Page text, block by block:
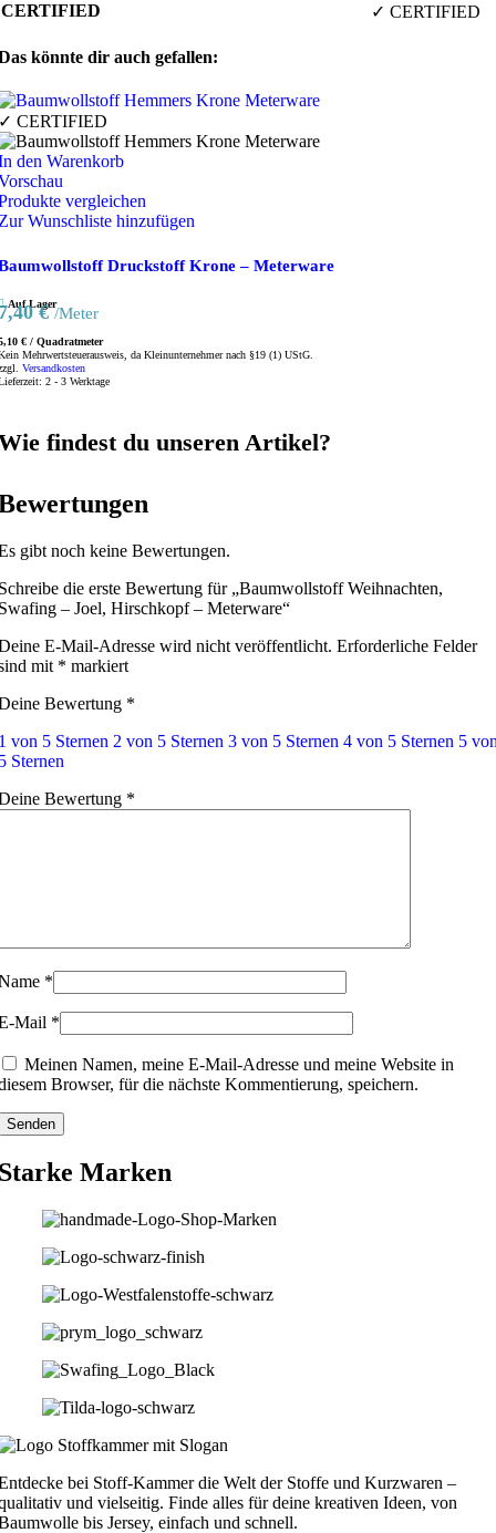
CERTIFIED ✓ CERTIFIED
könnte dir auch gefallen:
CERTIFIED
den Warenkorb
vergleichen
Wunschliste hinzufügen
Druckstoff Krone – Meterware
Auf Lager
€ /Meter
€ / Quadratmeter
Mehrwertsteuerausweis, da Kleinunternehmer nach §19 (1) UStG.
Versandkosten
2 - 3 Werktage
findest du unseren Artikel?
gibt noch keine Bewertungen.
die erste Bewertung für „Baumwollstoff Weihnachten,
– Joel, Hirschkopf – Meterware“
E-Mail-Adresse wird nicht veröffentlicht. Erforderliche Felder
mit * markiert
Bewertung *
von 5 Sternen 2 von 5 Sternen 3 von 5 Sternen 4 von 5 Sternen 5
Sternen
Bewertung *
*
Mail *
Meinen Namen, meine E-Mail-Adresse und meine Website in
Browser, für die nächste Kommentierung, speichern.
Marken
bei Stoff-Kammer die Welt der Stoffe und Kurzwaren –
und vielseitig. Finde alles für deine kreativen Ideen, von
bis Jersey, einfach und schnell.